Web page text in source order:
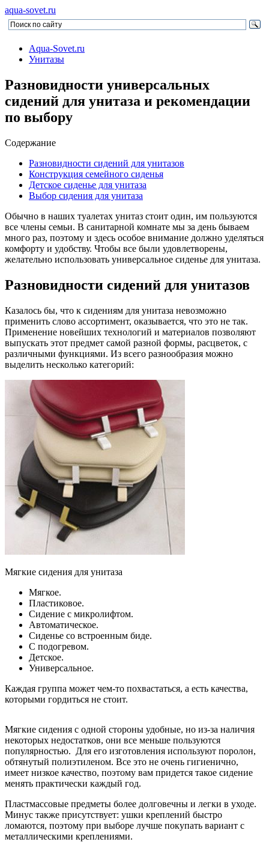
aqua-sovet.ru
Aqua-Sovet.ru
Унитазы
Разновидности универсальных
сидений для унитаза и рекомендации
по выбору
Содержание
Разновидности сидений для унитазов
Конструкция семейного сиденья
Детское сиденье для унитаза
Выбор сидения для унитаза
Обычно в наших туалетах унитаз стоит один, им пользуются
все члены семьи. В санитарной комнате мы за день бываем
много раз, поэтому и здесь особое внимание должно уделяться
комфорту и удобству. Чтобы все были удовлетворены,
желательно использовать универсальное сиденье для унитаза.
Разновидности сидений для унитазов
Казалось бы, что к сидениям для унитаза невозможно
применить слово ассортимент, оказывается, что это не так.
Применение новейших технологий и материалов позволяют
выпускать этот предмет самой разной формы, расцветок, с
различными функциями. Из всего разнообразия можно
выделить несколько категорий:
Мягкие сидения для унитаза
Мягкое.
Пластиковое.
Сидение с микролифтом.
Автоматическое.
Сиденье со встроенным биде.
С подогревом.
Детское.
Универсальное.
Каждая группа может чем-то похвастаться, а есть качества,
которыми гордиться не стоит.
Мягкие сидения с одной стороны удобные, но из-за наличия
некоторых недостатков, они все меньше пользуются
популярностью. Для его изготовления используют поролон,
обтянутый полиэтиленом. Все это не очень гигиенично,
имеет низкое качество, поэтому вам придется такое сидение
менять практически каждый год.
Пластмассовые предметы более долговечны и легки в уходе.
Минус также присутствует: ушки креплений быстро
ломаются, поэтому при выборе лучше покупать вариант с
металлическими креплениями.